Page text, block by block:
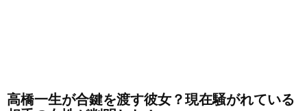
高橋一生が合鍵を渡す彼女？現在騒がれている